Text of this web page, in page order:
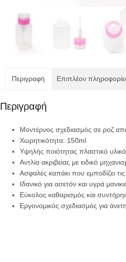
Περιγραφή Επιπλέον
Περιγραφή
Μοντέρνος σχεδιασμός σε ροζ
Χωρητικότητα: 150ml
Υψηλής ποιότητας πλαστικό υλικό
Αντλία ακριβείας με ειδικό
Ασφαλές καπάκι που εμποδίζει
Ιδανικό για ασετόν και υγρά
Εύκολος καθαρισμός και
Εργονομικός σχεδιασμός για